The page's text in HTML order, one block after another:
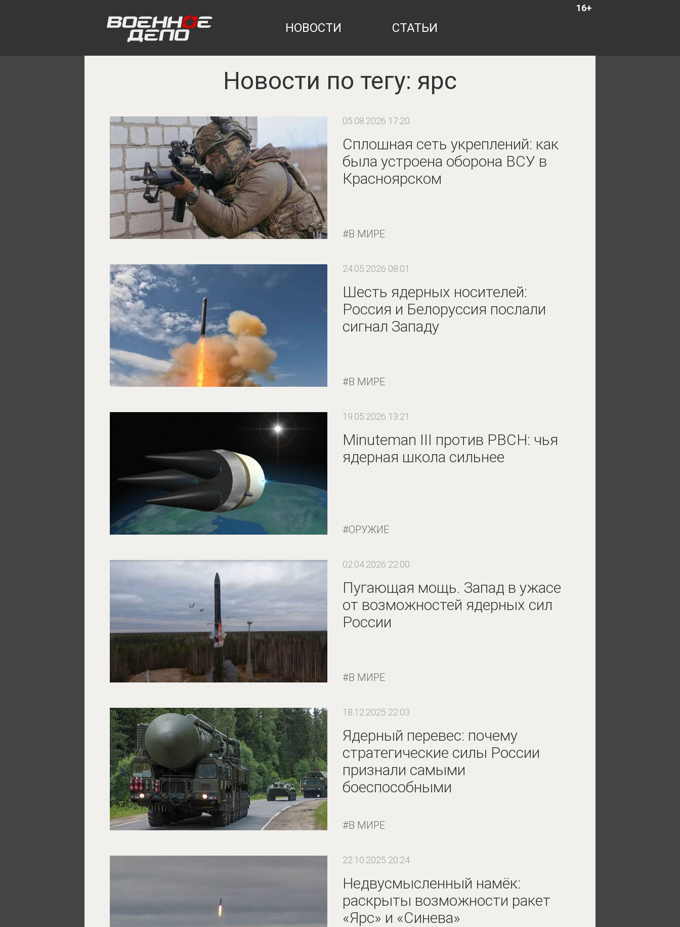
16+
НОВОСТИ СТАТЬИ
Новости по тегу: ярс
05.08.2026 17:20
Сплошная сеть укреплений: как
была устроена оборона ВСУ в
Красноярском
В МИРЕ
24.05.2026 08:01
Шесть ядерных носителей:
Россия и Белоруссия послали
сигнал Западу
В МИРЕ
19.05.2026 13:21
Minuteman III против РВСН: чья
ядерная школа сильнее
ОРУЖИЕ
02.04.2026 22:00
Пугающая мощь. Запад в ужасе
от возможностей ядерных сил
России
В МИРЕ
18.12.2025 22:03
Ядерный перевес: почему
стратегические силы России
признали самыми
боеспособными
В МИРЕ
22.10.2025 20:24
Недвусмысленный намёк:
раскрыты возможности ракет
«Ярс» и «Синева»